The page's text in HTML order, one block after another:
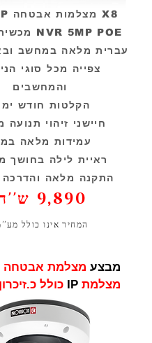
5MP IP מצלמות אבטחה X8
מכשיר הקלטה NVR 5MP POE
עברית מלאה במחשב
צפייה מכל סוגי
והמחשבים
הקלטות חודש
חיישני זיהוי תנועה
עמידות מלאה
ראיית לילה בחושך
התקנה מלאה והדרכה
9,890 ש''ח
המחיר אינו כולל
מבצע מצלמת אבטחה
מצלמת IP כולל